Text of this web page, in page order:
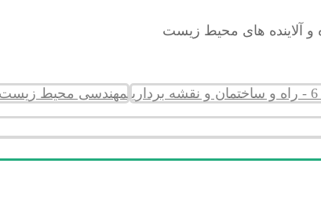
مهندسی محیط زیست